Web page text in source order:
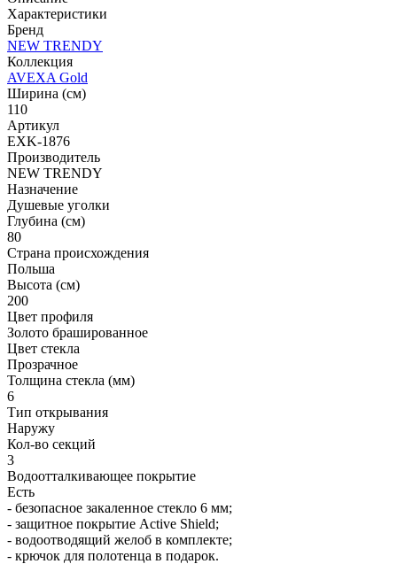
Характеристики
Бренд
NEW TRENDY
Коллекция
AVEXA Gold
Ширина (см)
110
Артикул
EXK-1876
Производитель
NEW TRENDY
Назначение
Душевые уголки
Глубина (см)
80
Страна происхождения
Польша
Высота (см)
200
Цвет профиля
Золото брашированное
Цвет стекла
Прозрачное
Толщина стекла (мм)
6
Тип открывания
Наружу
Кол-во секций
3
Водоотталкивающее покрытие
Есть
- безопасное закаленное стекло 6 мм;
- защитное покрытие Active Shield;
- водоотводящий желоб в комплекте;
- крючок для полотенца в подарок.